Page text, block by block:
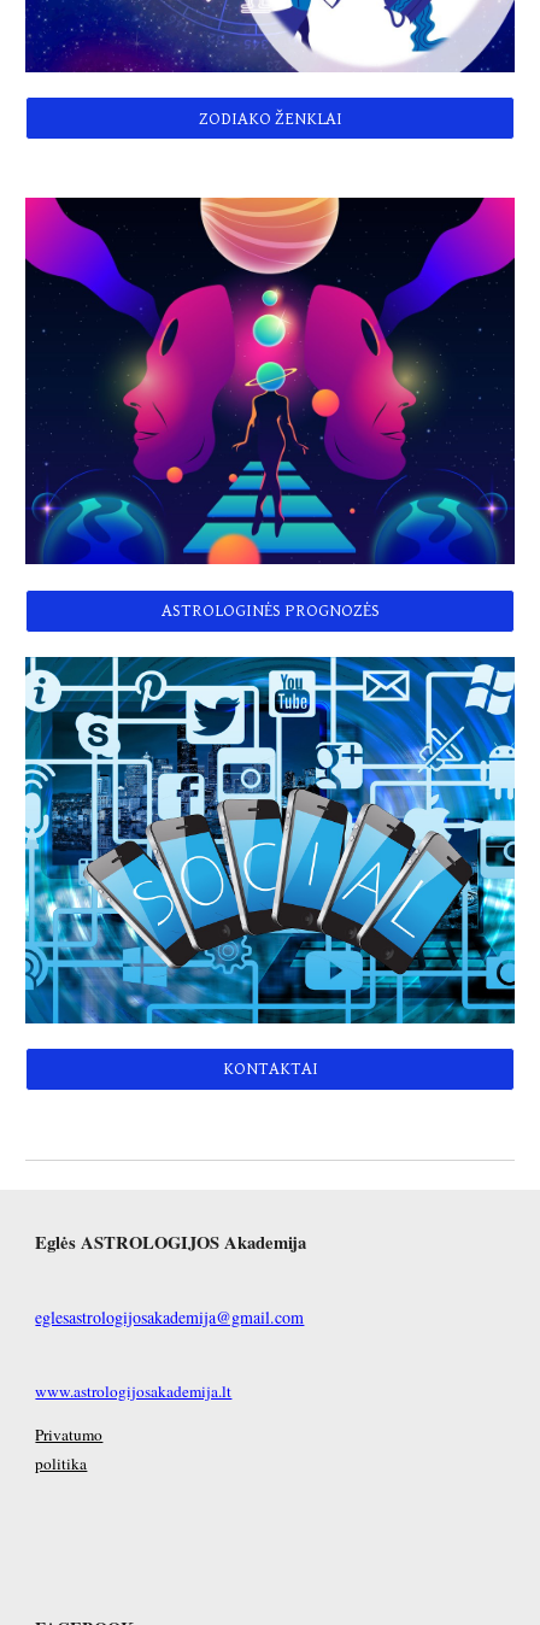
ZODIAKO ŽENKLAI
ASTROLOGINĖS PROGNOZĖS
KONTAKTAI
Eglės ASTROLOGIJOS Akademija
eglesastrologijosakademija@gmail.com
www.astrologijosakademija.lt
Privatumo
politika